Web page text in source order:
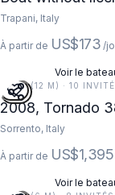
Trapani, Italy
À partir de US$173 /
Voir le
38 FT (12 M) · 10
2008, Tornado
Sorrento, Italy
À partir de US$1,395
Voir le